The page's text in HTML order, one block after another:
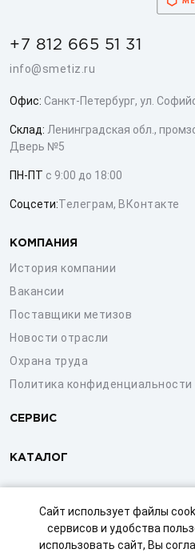
Сайт использует файлы
сервисов и удобства
использовать сайт, Вы
+7 812 665 51 31
info@smetiz.ru
Офис: Санкт-Петербург, ул.
Склад: Ленинградская обл.,
Дверь №5
ПН-ПТ с 9:00 до 18:00
Соцсети:Телеграм, ВКонтакте
КОМПАНИЯ
История компании
Вакансии
Поставщики метизов
Новости отрасли
Охрана труда
Политика конфиденциальности
СЕРВИС
КАТАЛОГ